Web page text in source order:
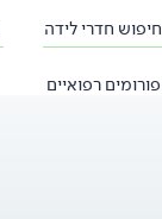
חיפוש חדרי לידה
פורומים רפואיים